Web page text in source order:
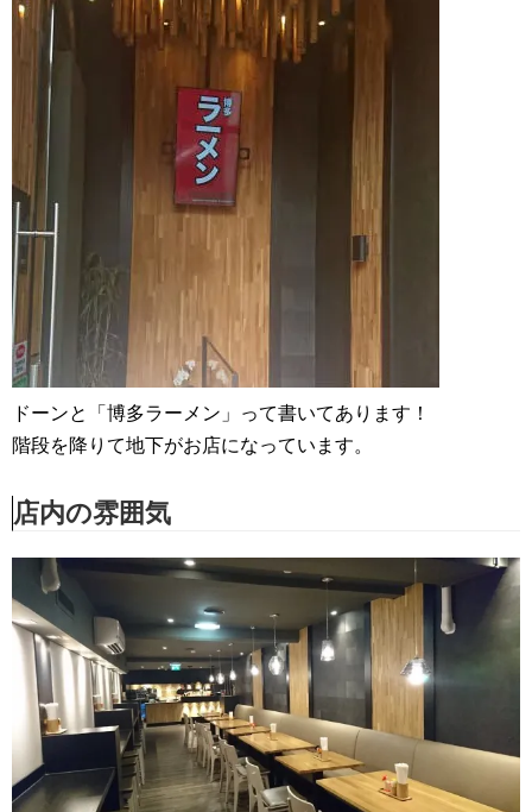
ドーンと「博多ラーメン」って書いてあります！
階段を降りて地下がお店になっています。
店内の雰囲気